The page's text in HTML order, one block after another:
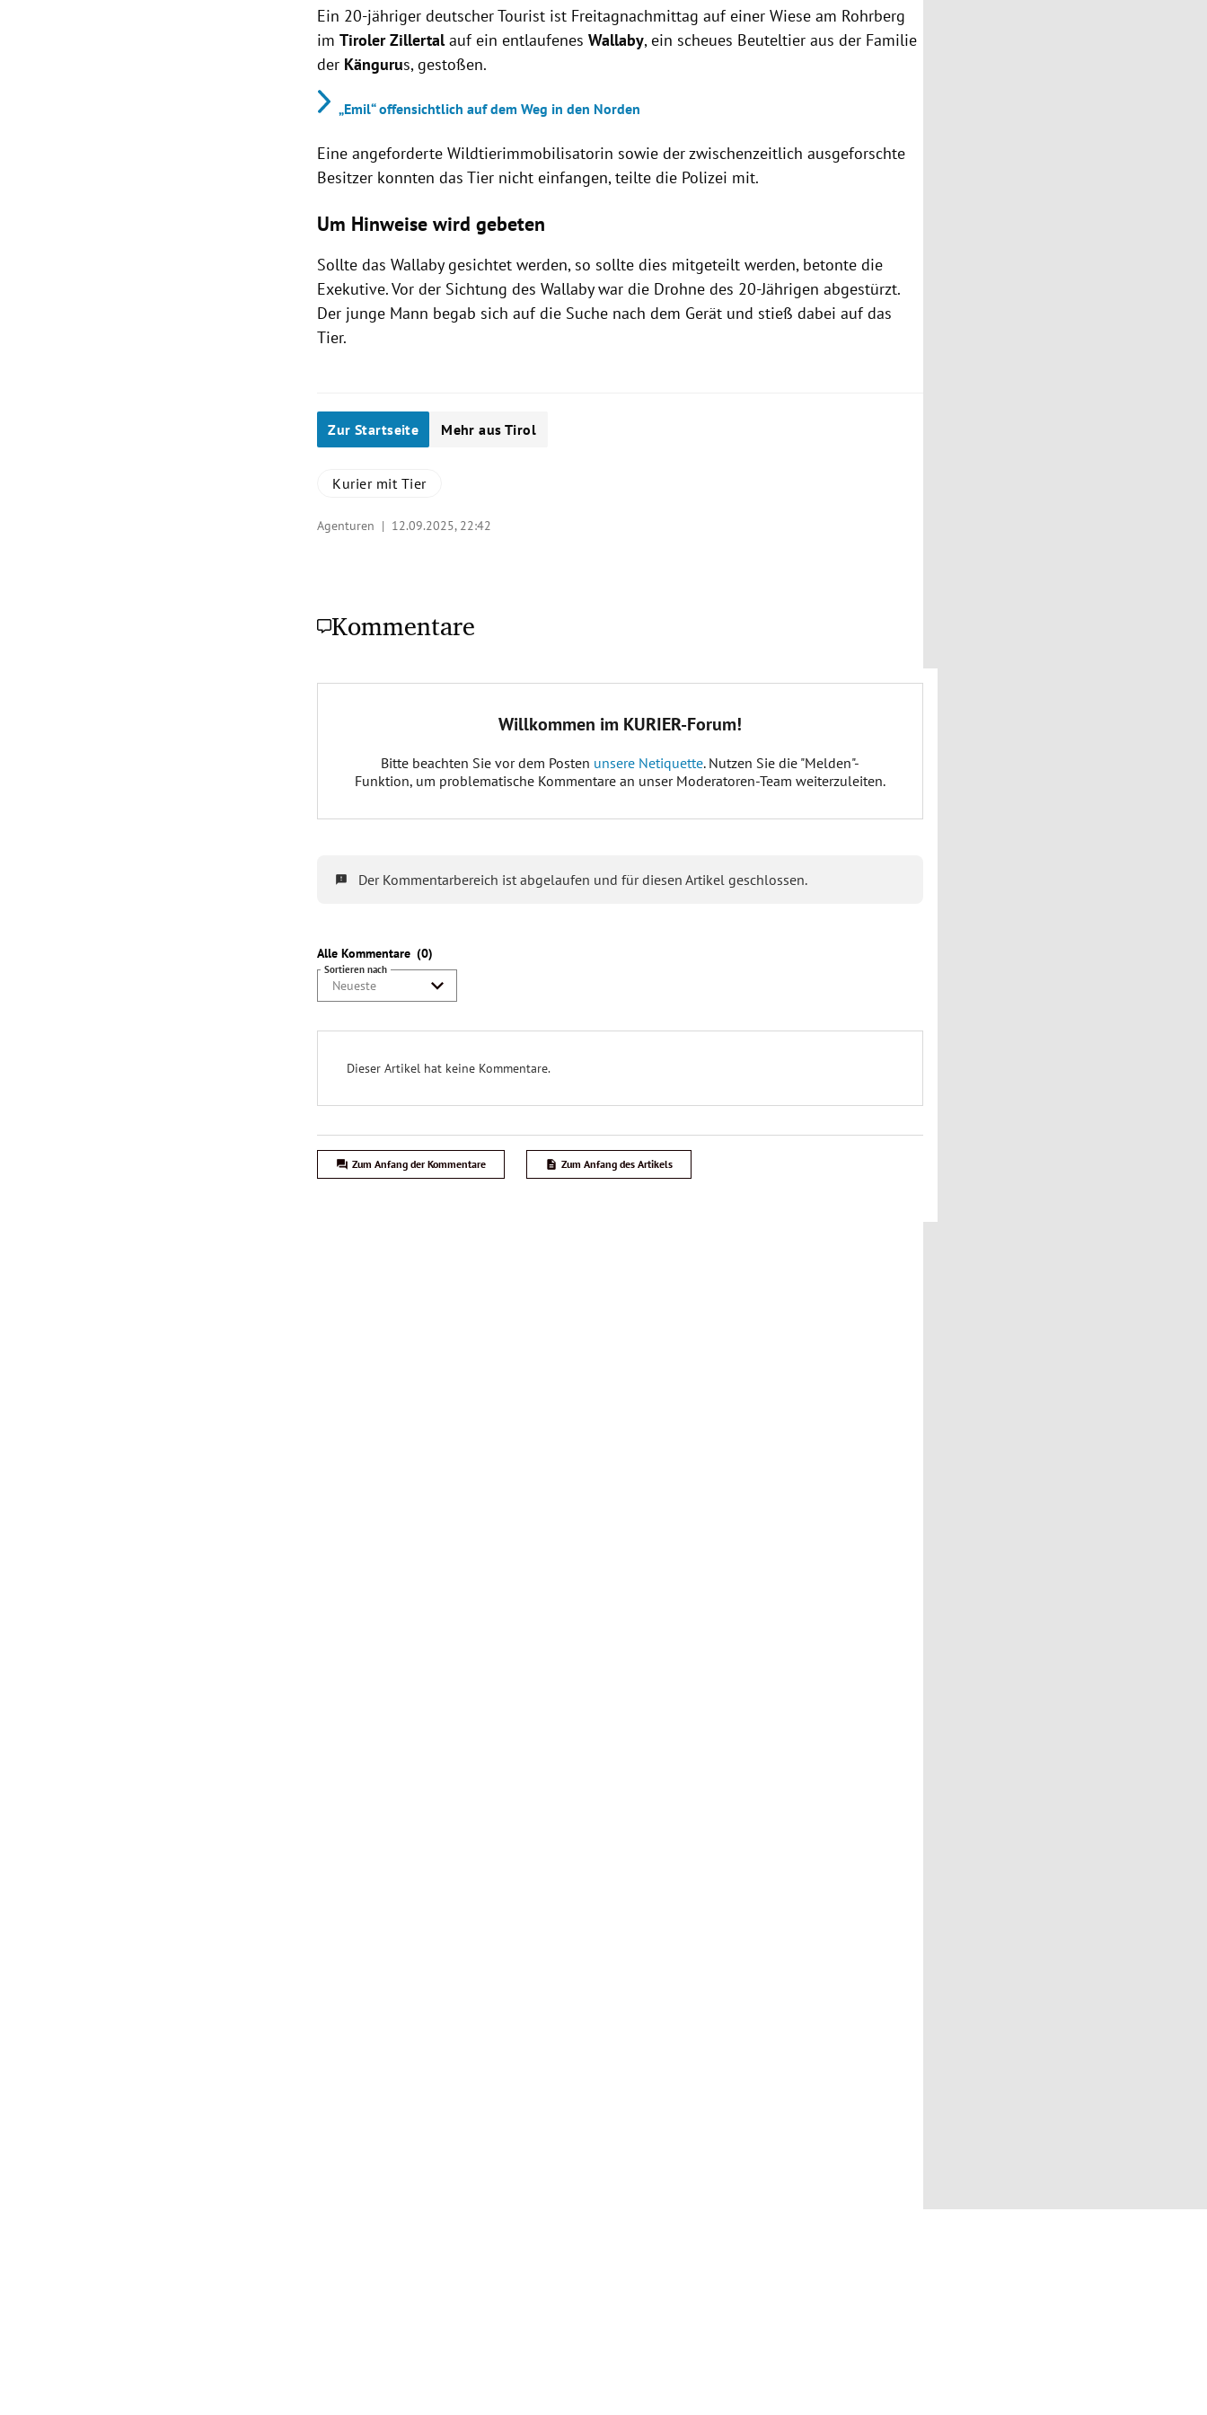
Ein 20-jähriger deutscher Tourist ist Freitagnachmittag auf einer Wiese am Rohrberg
imTiroler Zillertalauf ein entlaufenesWallaby, ein scheues Beuteltier aus der Familie
der Kängurus, gestoßen.
„Emil“ offensichtlich auf dem Weg in den Norden
Eine angeforderte Wildtierimmobilisatorin sowie der zwischenzeitlich ausgeforschte
Besitzer konnten das Tier nicht einfangen, teilte die Polizei mit.
Um Hinweise wird gebeten
Sollte das Wallaby gesichtet werden, so sollte dies mitgeteilt werden, betonte die
Exekutive. Vor der Sichtung des Wallaby war die Drohne des 20-Jährigen abgestürzt.
Der junge Mann begab sich auf die Suche nach dem Gerät und stieß dabei auf das
Tier.
Zur Startseite Mehr aus Tirol
Kurier mit Tier
Agenturen | 12.09.2025, 22:42
Kommentare